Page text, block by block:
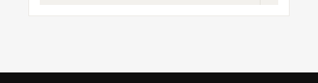
THE DREAM SHAPER